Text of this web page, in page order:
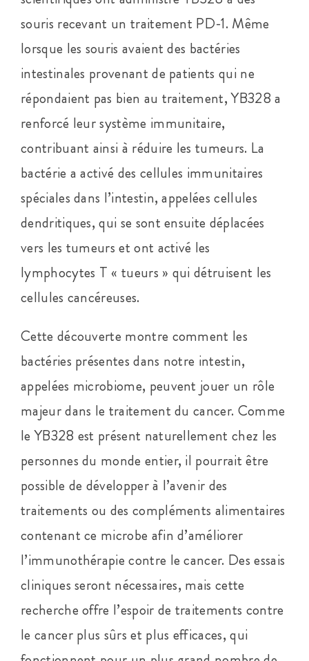
souris recevant un traitement PD-1. Même
lorsque les souris avaient des bactéries
intestinales provenant de patients qui ne
répondaient pas bien au traitement, YB328 a
renforcé leur système immunitaire,
contribuant ainsi à réduire les tumeurs. La
bactérie a activé des cellules immunitaires
spéciales dans l’intestin, appelées cellules
dendritiques, qui se sont ensuite déplacées
vers les tumeurs et ont activé les
lymphocytes T « tueurs » qui détruisent les
cellules cancéreuses.
Cette découverte montre comment les
bactéries présentes dans notre intestin,
appelées microbiome, peuvent jouer un rôle
majeur dans le traitement du cancer. Comme
le YB328 est présent naturellement chez les
personnes du monde entier, il pourrait être
possible de développer à l’avenir des
traitements ou des compléments alimentaires
contenant ce microbe afin d’améliorer
l’immunothérapie contre le cancer. Des essais
cliniques seront nécessaires, mais cette
recherche offre l’espoir de traitements contre
le cancer plus sûrs et plus efficaces, qui